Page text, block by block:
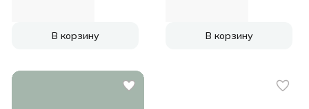
В корзину В корзину